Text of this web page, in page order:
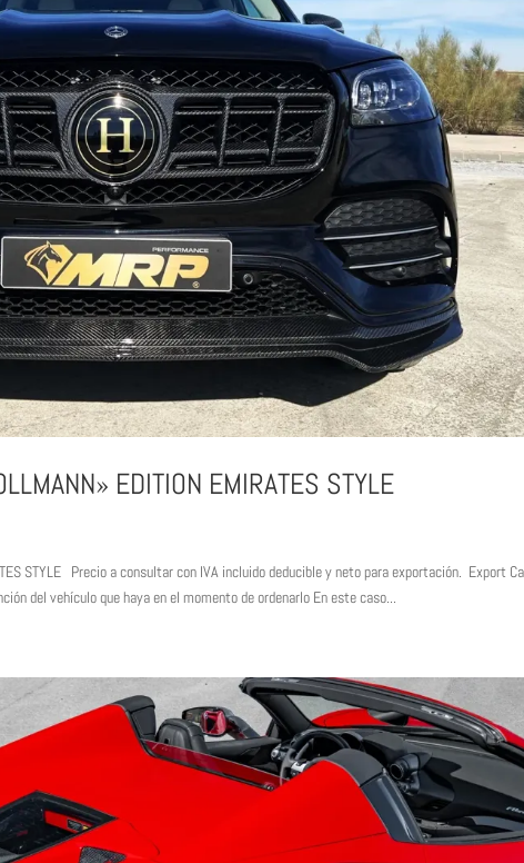
EDITION EMIRATES STYLE
STYLE Precio a consultar con IVA incluido deducible y neto para exportación. Export
del vehículo que haya en el momento de ordenarlo En este caso...